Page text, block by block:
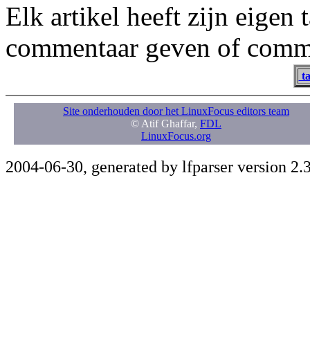
Elk artikel heeft zijn eigen
commentaar geven of
Site onderhouden door het LinuxFocus editors team
© Atif Ghaffar, FDL
LinuxFocus.org
2004-06-30, generated by lfparser version